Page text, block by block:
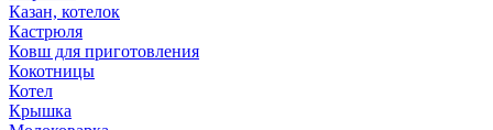
Казан, котелок
Кастрюля
Ковш для приготовления
Кокотницы
Котел
Крышка